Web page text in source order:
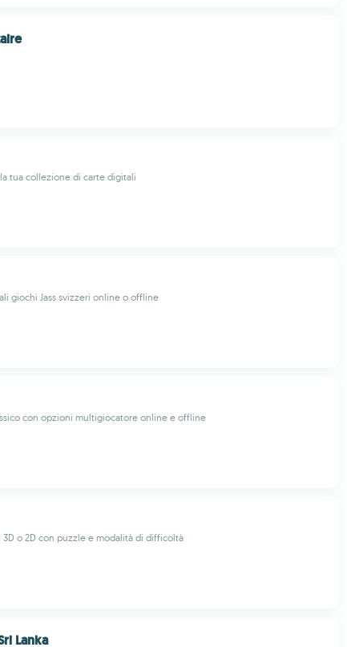
tua collezione di carte digitali
giochi Jass svizzeri online o offline
con opzioni multigiocatore online e offline
3D o 2D con puzzle e modalità di difficoltà
Lanka